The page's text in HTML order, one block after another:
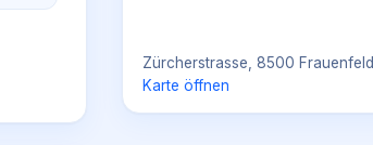
Zürcherstrasse, 8500 Frauenfeld
Karte öffnen